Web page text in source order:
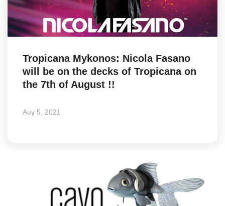
Health
In Pictures
Science & Tech
Aegean Islands
Σεβασμιώτατος Δωρόθεος Β’
L’Art des Sens
Tropicana Mykonos: Nicola Fasano
will be on the decks of Tropicana on
the 7th of August !!
Αυγ 5, 2021